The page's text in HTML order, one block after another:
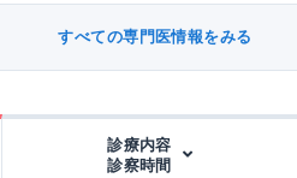
すべての専門医情報をみる
診療内容
診察時間